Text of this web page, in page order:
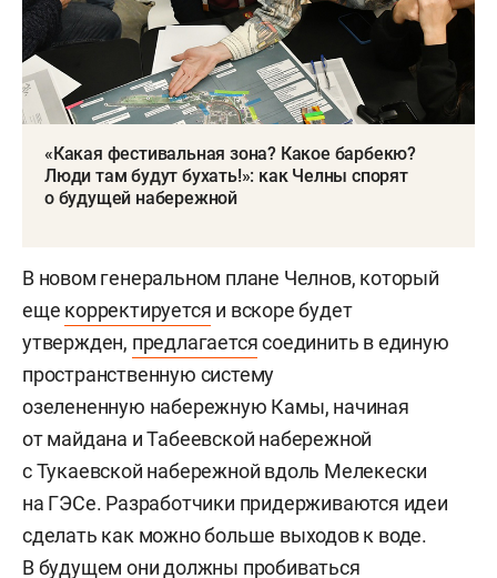
«Какая фестивальная зона? Какое барбекю?
Люди там будут бухать!»: как Челны спорят
о будущей набережной
В новом генеральном плане Челнов, который
еще корректируется и вскоре будет
утвержден, предлагаетсясоединить в единую
пространственную систему
озелененную набережную Камы, начиная
от майдана и Табеевской набережной
с Тукаевской набережной вдоль Мелекески
на ГЭСе. Разработчики придерживаются идеи
сделать как можно больше выходов к воде.
В будущем они должны пробиваться